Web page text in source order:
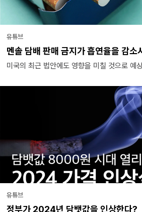
유튜브
멘솔 담배 판매 금지가 흡연율을 감소
미국의 최근 법안에도 영향을 미칠 것으로 예
유튜브
정부가 2024년 담뱃값을 인상한다?